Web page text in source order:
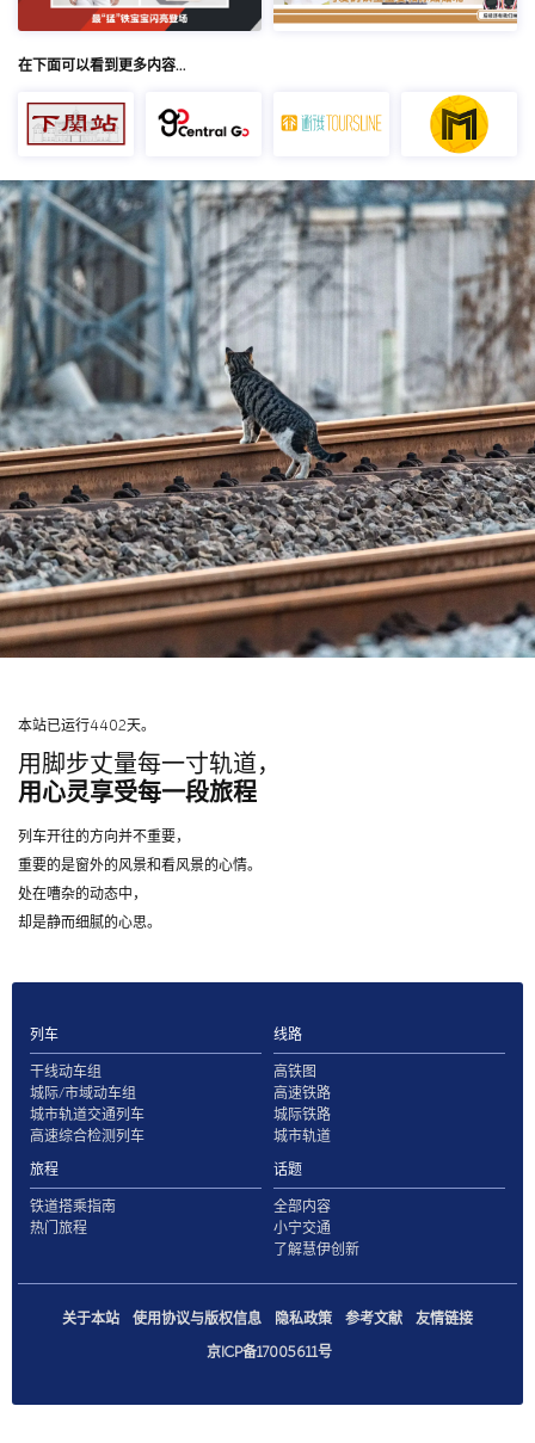
在下面可以看到更多内容…
本站已运行4402天。
用脚步丈量每一寸轨道，
用心灵享受每一段旅程
列车开往的方向并不重要，
重要的是窗外的风景和看风景的心情。
处在嘈杂的动态中，
却是静而细腻的心思。
列车
干线动车组
城际/市域动车组
城市轨道交通列车
高速综合检测列车
线路
高铁图
高速铁路
城际铁路
城市轨道
旅程
铁道搭乘指南
热门旅程
话题
全部内容
小宁交通
了解慧伊创新
关于本站 使用协议与版权信息 隐私政策 参考文献
友情链接
京ICP备17005611号